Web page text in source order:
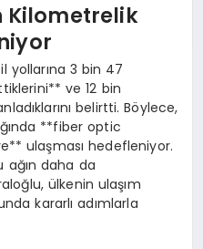
Kilometrelik
yollarına 3 bin 47
ve 12 bin
belirtti. Böylece,
**fiber optic
ulaşması hedefleniyor.
ağın daha da
ülkenin ulaşım
kararlı adımlarla